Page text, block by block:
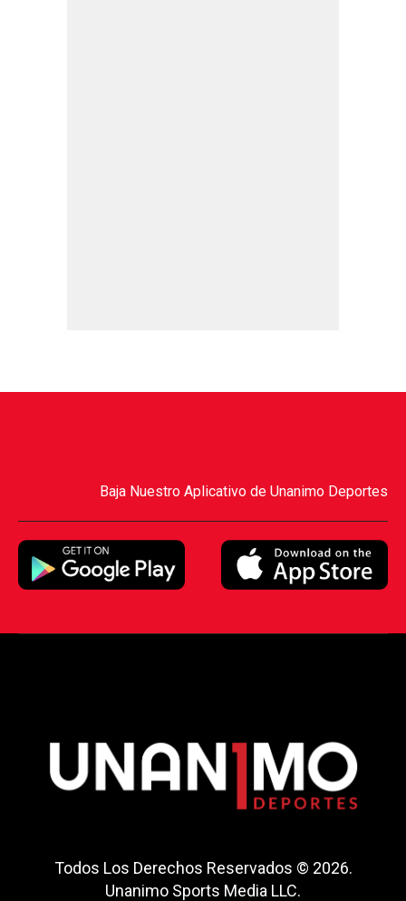
Baja Nuestro Aplicativo de Unanimo Deportes
Todos Los Derechos Reservados © 2026.
Unanimo Sports Media LLC.